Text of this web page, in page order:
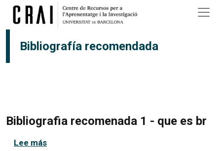
Pasar al contenido principal
Bibliografía recomendada
Bibliografia recomenada 1 - que es br
Lee mássobre Bibliografia recomenada 1 - que es br